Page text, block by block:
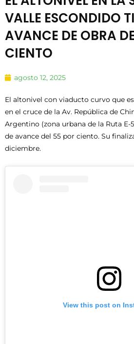
VALLE ESCONDIDO
AVANCE DE OBRA
CIENTO
agosto 12, 2025
El altonivel con viaducto curvo que
en el cruce de la Av. República de
Argentino (zona urbana de la Ruta E-
de avance del 55 por ciento. Su
diciembre.
View this post on